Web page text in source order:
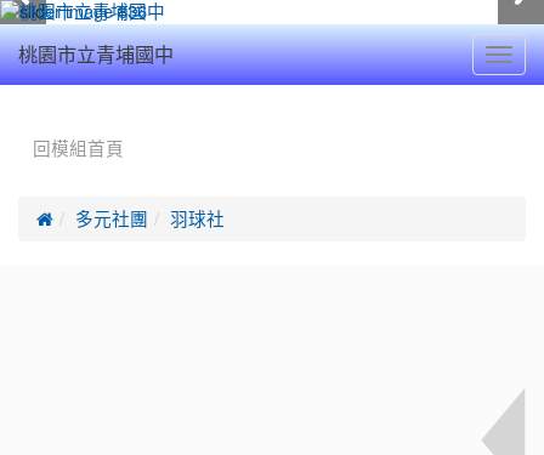
桃園市立青埔國中
回模組首頁
 多元社團 羽球社